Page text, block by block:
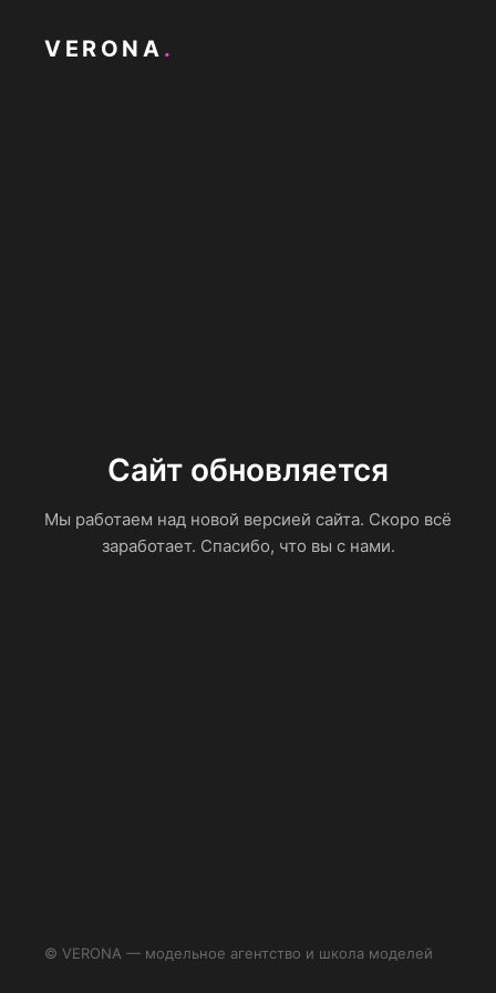
VERONA .
Сайт обновляется
Мы работаем над новой версией сайта. Скоро всё
заработает. Спасибо, что вы с нами.
© VERONA — модельное агентство и школа моделей